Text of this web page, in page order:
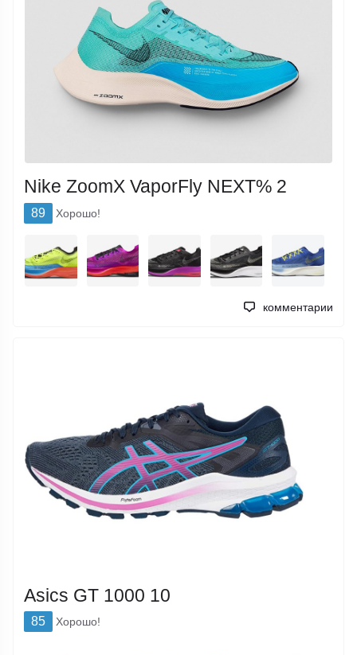
Nike ZoomX VaporFly NEXT% 2
89 Хорошо!
комментарии
Asics GT 1000 10
85 Хорошо!